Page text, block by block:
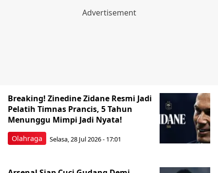
Olahraga
Breaking! Zinedine Zidane Resmi Jadi
Pelatih Timnas Prancis, 5 Tahun
Menunggu Mimpi Jadi Nyata!
Selasa, 28 Jul 2026 - 17:01